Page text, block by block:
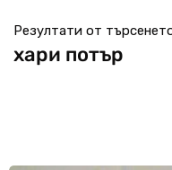
Резултати от
хари потър